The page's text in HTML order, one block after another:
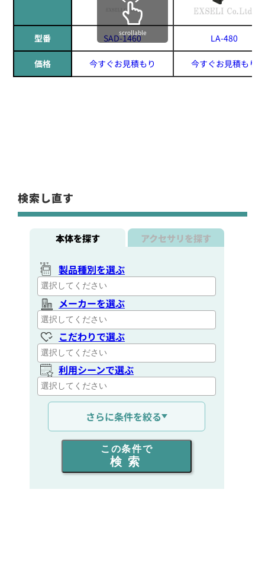
型番 SAD-1460 LA-480
価格 今すぐお見積もり 今すぐお見積もり
scrollable
検索し直す
本体を探す アクセサリを探す
製品種別を選ぶ
メーカーを選ぶ
こだわりで選ぶ
利用シーンで選ぶ
通信距離を選ぶ
出力を選ぶ
同時通話人数を選ぶ
さらに条件を絞る
この条件で
検索